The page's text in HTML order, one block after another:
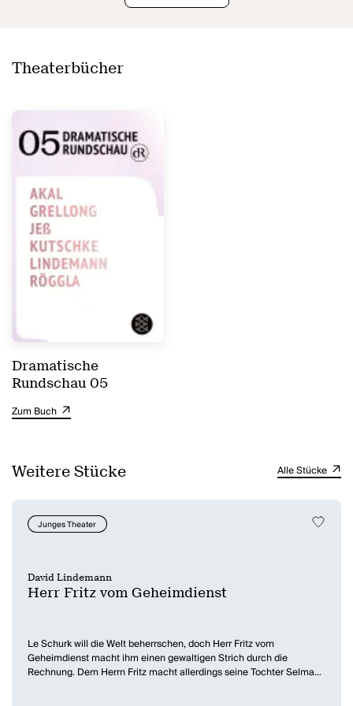
Theaterbücher
Dramatische
Rundschau 05
Zum Buch
Weitere Stücke Alle Stücke
Junges Theater
David Lindemann
Herr Fritz vom Geheimdienst
Le Schurk will die Welt beherrschen, doch Herr Fritz vom
Geheimdienst macht ihm einen gewaltigen Strich durch die
Rechnung. Dem Herrn Fritz macht allerdings seine Tochter Selma